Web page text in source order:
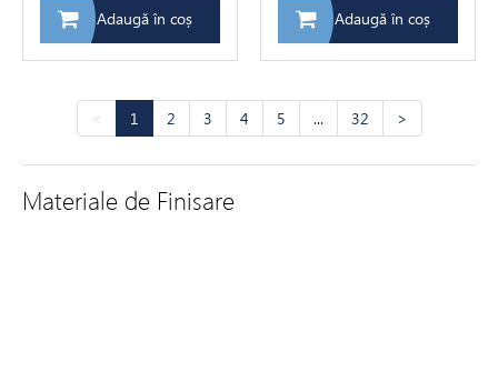
Adaugă în coș Adaugă în coș
< 1 2 3 4 5 ... 32 >
Materiale de Finisare